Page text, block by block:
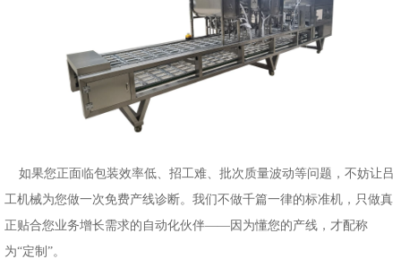
如果您正面临包装效率低、招工难、批次质量波动等问题，不妨让吕
工机械为您做一次免费产线诊断。我们不做千篇一律的标准机，只做真
正贴合您业务增长需求的自动化伙伴——因为懂您的产线，才配称
为“定制”。